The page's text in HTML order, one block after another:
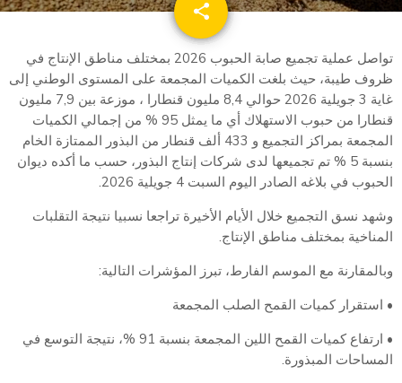
share
email
تواصل عملية تجميع صابة الحبوب 2026 بمختلف مناطق الإنتاج في
ظروف طيبة، حيث بلغت الكميات المجمعة على المستوى الوطني إلى
غاية 3 جويلية 2026 حوالي 8,4 مليون قنطارا ، موزعة بين 7,9 مليون
قنطارا من حبوب الاستهلاك أي ما يمثل 95 % من إجمالي الكميات
المجمعة بمراكز التجميع و 433 ألف قنطار من البذور الممتازة الخام
بنسبة 5 % تم تجميعها لدى شركات إنتاج البذور، حسب ما أكده ديوان
الحبوب في بلاغه الصادر اليوم السبت 4 جويلية 2026.
وشهد نسق التجميع خلال الأيام الأخيرة تراجعا نسبيا نتيجة التقلبات
المناخية بمختلف مناطق الإنتاج.
وبالمقارنة مع الموسم الفارط، تبرز المؤشرات التالية:
• استقرار كميات القمح الصلب المجمعة
• ارتفاع كميات القمح اللين المجمعة بنسبة 91 %، نتيجة التوسع في
المساحات المبذورة.